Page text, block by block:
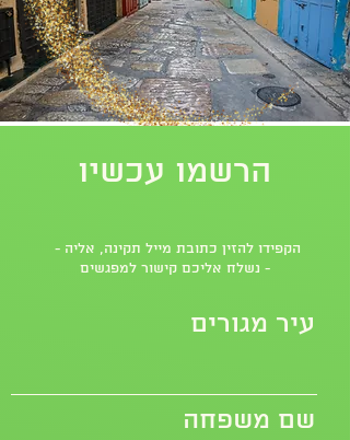
הרשמו עכשיו
- הקפידו להזין כתובת מייל תקינה, אליה
נשלח אליכם קישור למפגשים -
עיר מגורים
שם משפחה